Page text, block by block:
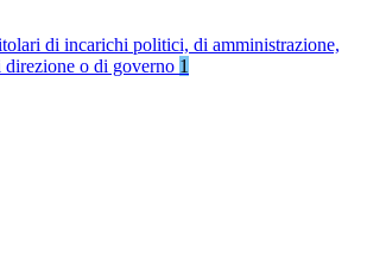
di incarichi politici, di amministrazione,
direzione o di governo 1